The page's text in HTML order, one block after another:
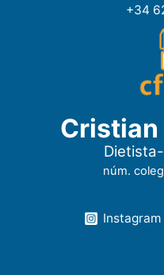
+34
Cristian
núm.
Instagram